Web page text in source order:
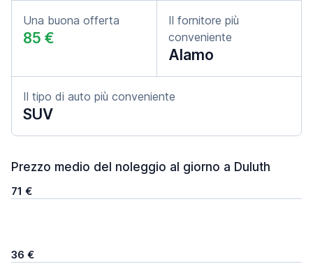
Una buona offerta
85 €
Il fornitore più
conveniente
Alamo
Il tipo di auto più conveniente
SUV
Prezzo medio del noleggio al giorno a Duluth
71 €
36 €